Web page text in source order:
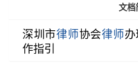
文档
深圳市律师协会律师
作指引